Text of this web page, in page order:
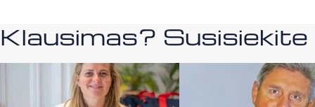
Klausimas? Susisiekite